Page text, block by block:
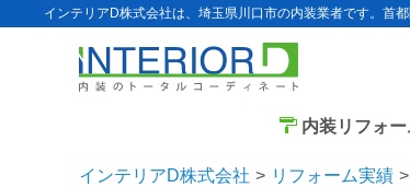
インテリアD株式会社は、埼玉県川口市の内装業者です。首
内装リフォ
インテリアD株式会社 リフォーム実績